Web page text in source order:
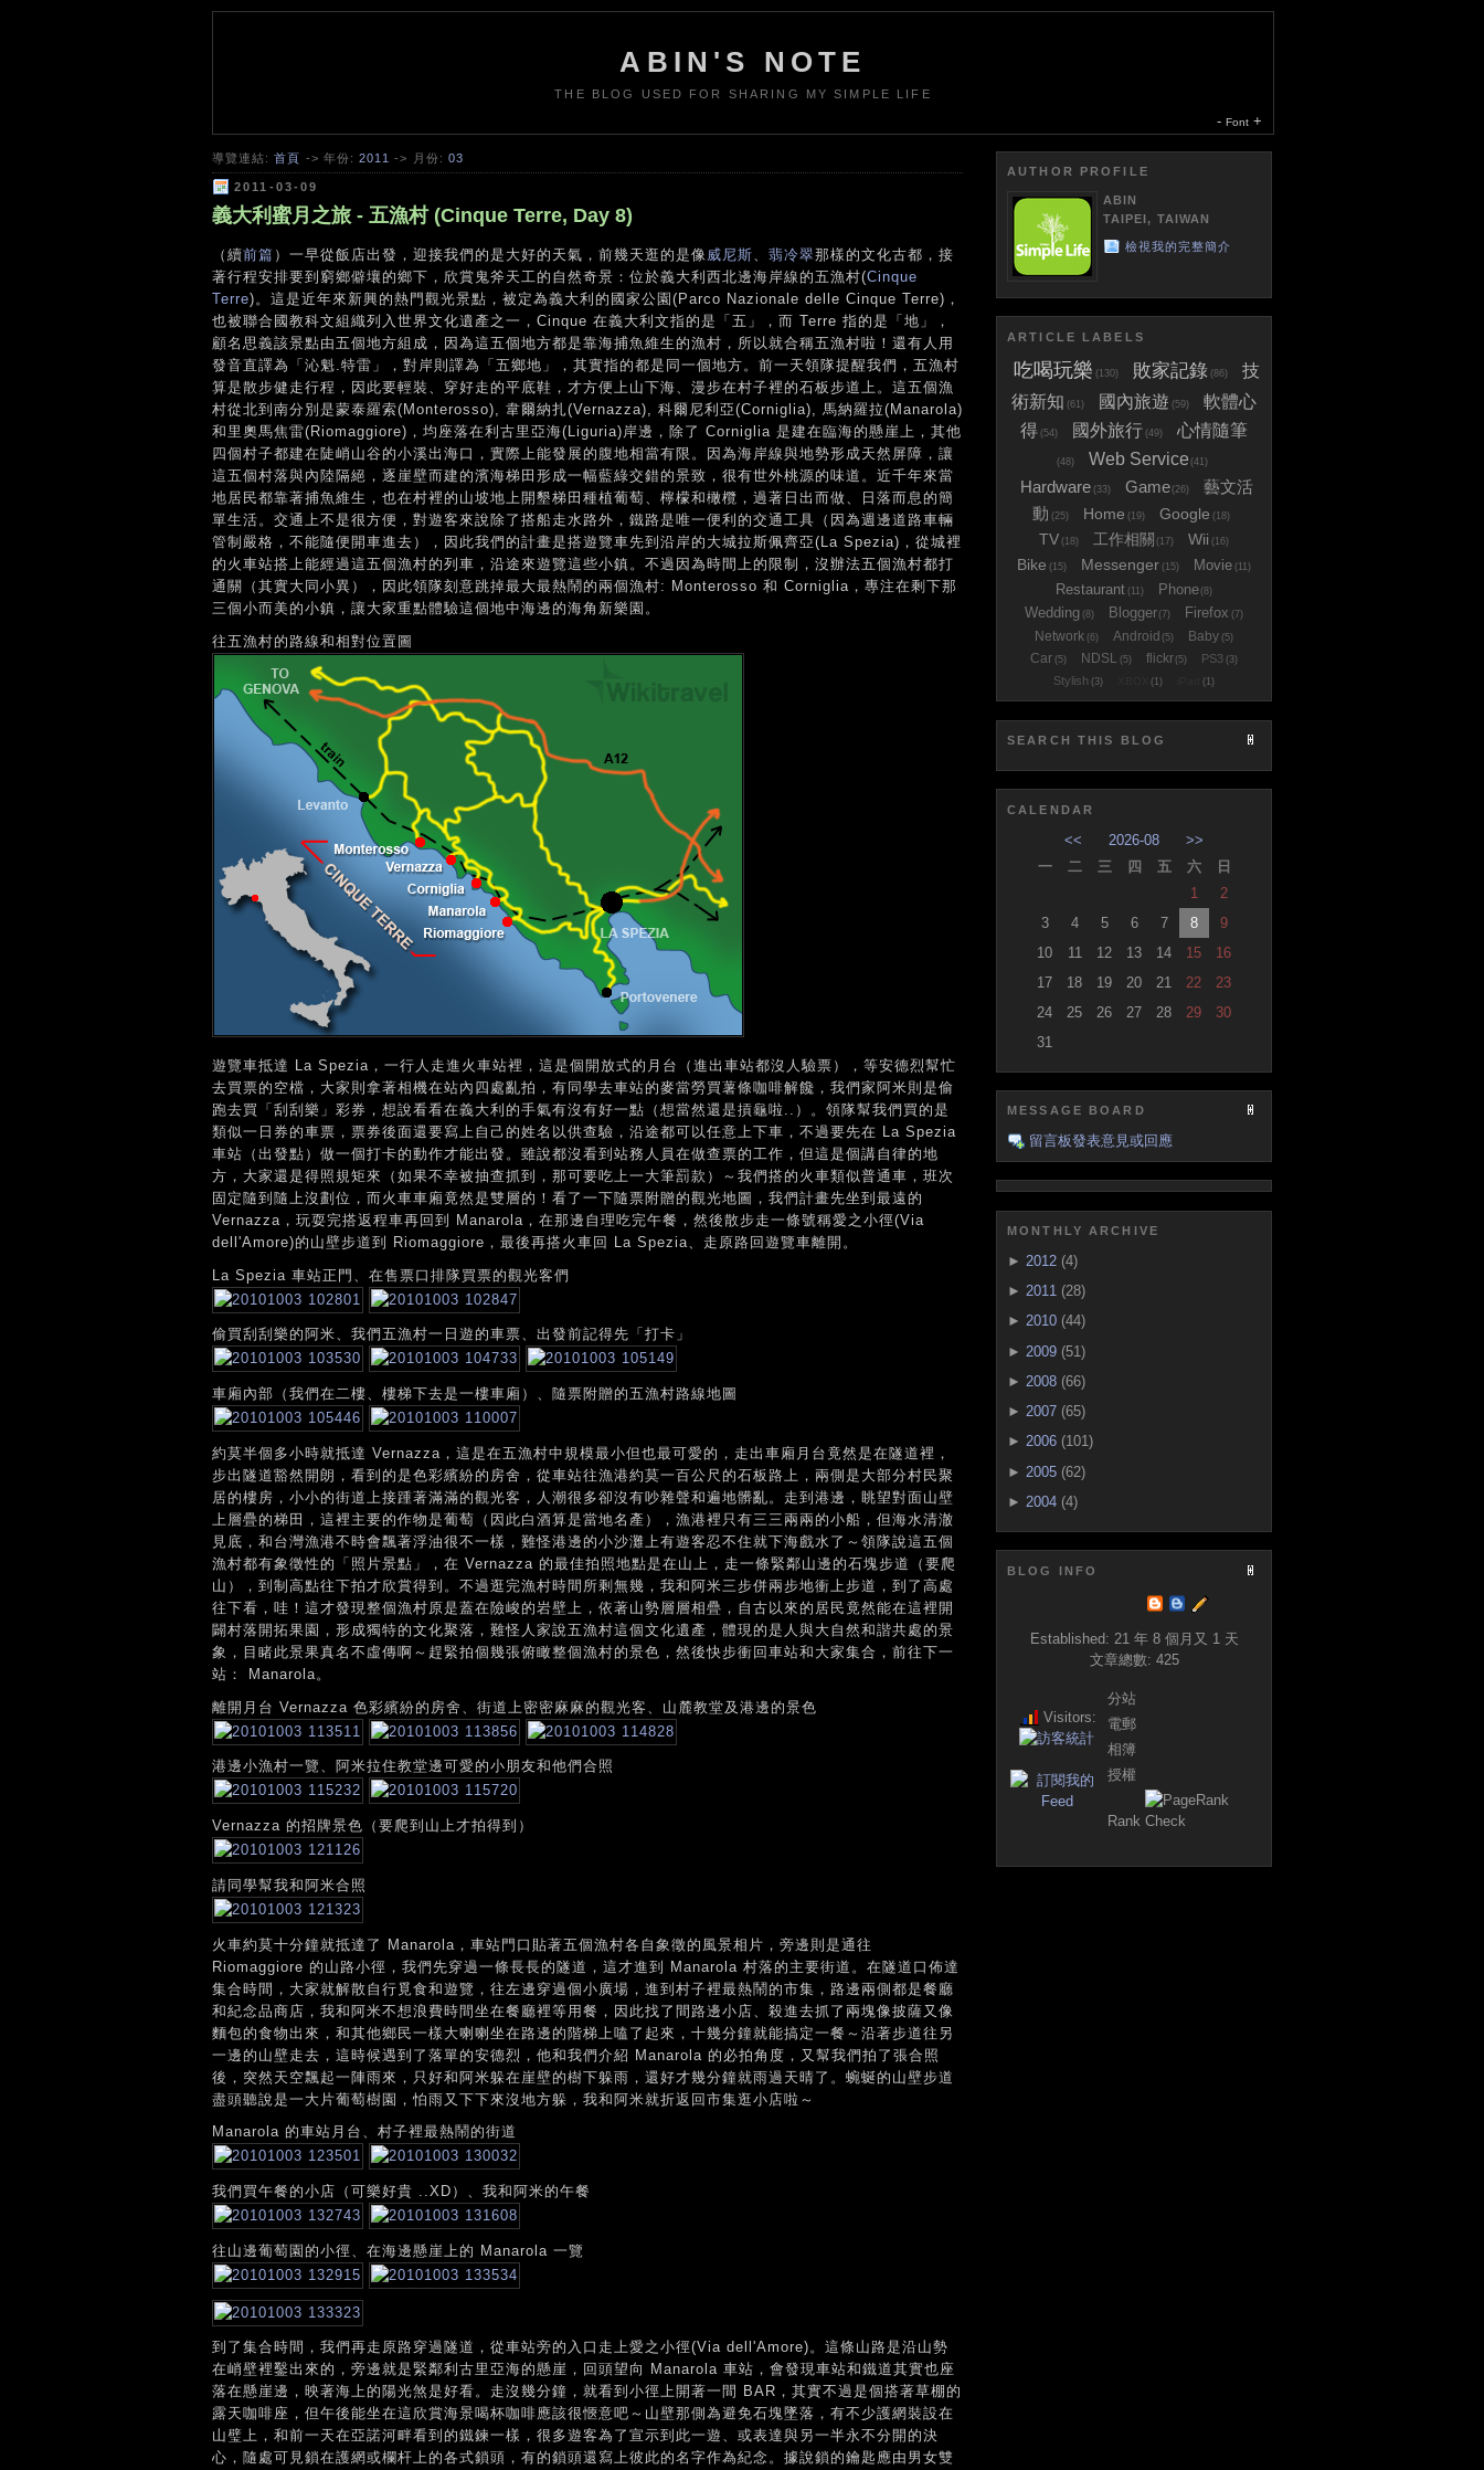
ABIN'S NOTE
THE BLOG USED FOR SHARING MY SIMPLE LIFE
- Font +
導覽連結:首頁 -> 年份:2011 -> 月份: 03
2011-03-09
義大利蜜月之旅 - 五漁村 (Cinque Terre, Day 8)
（續前篇 ）一早從飯店出發，迎接我們的是大好的天氣，前幾天逛的是像威尼斯、 翡冷翠那樣的文化古都，接
著行程安排要到窮鄉僻壤的鄉下，欣賞鬼斧天工的自然奇景：位於義大利西北邊海岸線的五漁村(Cinque
Terre)。這是近年來新興的熱門觀光景點，被定為義大利的國家公園(Parco Nazionale delle Cinque Terre)，
也被聯合國教科文組織列入世界文化遺產之一，Cinque 在義大利文指的是「五」，而 Terre 指的是「地」，
顧名思義該景點由五個地方組成，因為這五個地方都是靠海捕魚維生的漁村，所以就合稱五漁村啦！還有人用
發音直譯為「沁魁.特雷」，對岸則譯為「五鄉地」，其實指的都是同一個地方。前一天領隊提醒我們，五漁村
算是散步健走行程，因此要輕裝、穿好走的平底鞋，才方便上山下海、漫步在村子裡的石板步道上。這五個漁
村從北到南分別是蒙泰羅索(Monterosso), 韋爾納扎(Vernazza), 科爾尼利亞(Corniglia), 馬納羅拉(Manarola)
和里奧馬焦雷(Riomaggiore)，均座落在利古里亞海(Liguria)岸邊，除了 Corniglia 是建在臨海的懸崖上，其他
四個村子都建在陡峭山谷的小溪出海口，實際上能發展的腹地相當有限。因為海岸線與地勢形成天然屏障，讓
這五個村落與內陸隔絕，逐崖壁而建的濱海梯田形成一幅藍綠交錯的景致，很有世外桃源的味道。近千年來當
地居民都靠著捕魚維生，也在村裡的山坡地上開墾梯田種植葡萄、檸檬和橄欖，過著日出而做、日落而息的簡
單生活。交通上不是很方便，對遊客來說除了搭船走水路外，鐵路是唯一便利的交通工具（因為週邊道路車輛
管制嚴格，不能隨便開車進去），因此我們的計畫是搭遊覽車先到沿岸的大城拉斯佩齊亞(La Spezia)，從城裡
的火車站搭上能經過這五個漁村的列車，沿途來遊覽這些小鎮。不過因為時間上的限制，沒辦法五個漁村都打
通關（其實大同小異），因此領隊刻意跳掉最大最熱鬧的兩個漁村: Monterosso 和 Corniglia，專注在剩下那
三個小而美的小鎮，讓大家重點體驗這個地中海邊的海角新樂園。
往五漁村的路線和相對位置圖
遊覽車抵達 La Spezia，一行人走進火車站裡，這是個開放式的月台（進出車站都沒人驗票），等安德烈幫忙
去買票的空檔，大家則拿著相機在站內四處亂拍，有同學去車站的麥當勞買薯條咖啡解饞，我們家阿米則是偷
跑去買「刮刮樂」彩券，想說看看在義大利的手氣有沒有好一點（想當然還是摃龜啦..）。領隊幫我們買的是
類似一日券的車票，票券後面還要寫上自己的姓名以供查驗，沿途都可以任意上下車，不過要先在 La Spezia
車站（出發點）做一個打卡的動作才能出發。雖說都沒看到站務人員在做查票的工作，但這是個講自律的地
方，大家還是得照規矩來（如果不幸被抽查抓到，那可要吃上一大筆罰款）～我們搭的火車類似普通車，班次
固定隨到隨上沒劃位，而火車車廂竟然是雙層的！看了一下隨票附贈的觀光地圖，我們計畫先坐到最遠的
Vernazza，玩耍完搭返程車再回到 Manarola，在那邊自理吃完午餐，然後散步走一條號稱愛之小徑(Via
dell'Amore)的山壁步道到 Riomaggiore，最後再搭火車回 La Spezia、走原路回遊覽車離開。
La Spezia 車站正門、在售票口排隊買票的觀光客們
偷買刮刮樂的阿米、我們五漁村一日遊的車票、出發前記得先「打卡」
車廂內部（我們在二樓、樓梯下去是一樓車廂）、隨票附贈的五漁村路線地圖
約莫半個多小時就抵達 Vernazza，這是在五漁村中規模最小但也最可愛的，走出車廂月台竟然是在隧道裡，
步出隧道豁然開朗，看到的是色彩繽紛的房舍，從車站往漁港約莫一百公尺的石板路上，兩側是大部分村民聚
居的樓房，小小的街道上接踵著滿滿的觀光客，人潮很多卻沒有吵雜聲和遍地髒亂。走到港邊，眺望對面山壁
上層疊的梯田，這裡主要的作物是葡萄（因此白酒算是當地名產），漁港裡只有三三兩兩的小船，但海水清澈
見底，和台灣漁港不時會飄著浮油很不一樣，難怪港邊的小沙灘上有遊客忍不住就下海戲水了～領隊說這五個
漁村都有象徵性的「照片景點」，在 Vernazza 的最佳拍照地點是在山上，走一條緊鄰山邊的石塊步道（要爬
山），到制高點往下拍才欣賞得到。不過逛完漁村時間所剩無幾，我和阿米三步併兩步地衝上步道，到了高處
往下看，哇！這才發現整個漁村原是蓋在險峻的岩壁上，依著山勢層層相疊，自古以來的居民竟然能在這裡開
闢村落開拓果園，形成獨特的文化聚落，難怪人家說五漁村這個文化遺產，體現的是人與大自然和諧共處的景
象，目睹此景果真名不虛傳啊～趕緊拍個幾張俯瞰整個漁村的景色，然後快步衝回車站和大家集合，前往下一
站： Manarola。
離開月台 Vernazza 色彩繽紛的房舍、街道上密密麻麻的觀光客、山麓教堂及港邊的景色
港邊小漁村一覽、阿米拉住教堂邊可愛的小朋友和他們合照
Vernazza 的招牌景色（要爬到山上才拍得到）
請同學幫我和阿米合照
火車約莫十分鐘就抵達了 Manarola，車站門口貼著五個漁村各自象徵的風景相片，旁邊則是通往
Riomaggiore 的山路小徑，我們先穿過一條長長的隧道，這才進到 Manarola 村落的主要街道。在隧道口佈達
集合時間，大家就解散自行覓食和遊覽，往左邊穿過個小廣場，進到村子裡最熱鬧的市集，路邊兩側都是餐廳
和紀念品商店，我和阿米不想浪費時間坐在餐廳裡等用餐，因此找了間路邊小店、殺進去抓了兩塊像披薩又像
麵包的食物出來，和其他鄉民一樣大喇喇坐在路邊的階梯上嗑了起來，十幾分鐘就能搞定一餐～沿著步道往另
一邊的山壁走去，這時候遇到了落單的安德烈，他和我們介紹 Manarola 的必拍角度，又幫我們拍了張合照
後，突然天空飄起一陣雨來，只好和阿米躲在崖壁的樹下躲雨，還好才幾分鐘就雨過天晴了。蜿蜒的山壁步道
盡頭聽說是一大片葡萄樹園，怕雨又下下來沒地方躲，我和阿米就折返回市集逛小店啦～
Manarola 的車站月台、村子裡最熱鬧的街道
我們買午餐的小店（可樂好貴 ..XD）、我和阿米的午餐
往山邊葡萄園的小徑、在海邊懸崖上的 Manarola 一覽
到了集合時間，我們再走原路穿過隧道，從車站旁的入口走上愛之小徑(Via dell'Amore)。這條山路是沿山勢
在峭壁裡鑿出來的，旁邊就是緊鄰利古里亞海的懸崖，回頭望向 Manarola 車站，會發現車站和鐵道其實也座
落在懸崖邊，映著海上的陽光煞是好看。走沒幾分鐘，就看到小徑上開著一間 BAR，其實不過是個搭著草棚的
露天咖啡座，但午後能坐在這欣賞海景喝杯咖啡應該很愜意吧～山壁那側為避免石塊墜落，有不少護網裝設在
山璧上，和前一天在亞諾河畔看到的鐵鍊一樣，很多遊客為了宣示到此一遊、或表達與另一半永不分開的決
心，隨處可見鎖在護網或欄杆上的各式鎖頭，有的鎖頭還寫上彼此的名字作為紀念。據說鎖的鑰匙應由男女雙
AUTHOR PROFILE
ABIN
TAIPEI, TAIWAN
檢視我的完整簡介
ARTICLE LABELS
吃喝玩樂 (130) 敗家記錄 (86)
技
術新知 (61) 國內旅遊 (59)
軟體心
得 (54) 國外旅行 (49) 心情隨筆
(48) Web Service (41)
Hardware (33) Game(26)
藝文活
動 (25) Home (19) Google (18)
TV (18) 工作相關 (17) Wii (16)
Bike (15) Messenger (15) Movie (11)
Restaurant (11) Phone(8)
Wedding (8) Blogger(7) Firefox (7)
Network (6) Android (5) Baby (5)
Car (5) NDSL (5) flickr(5) PS3 (3)
Stylish (3) (1) (1)
SEARCH THIS BLOG
CALENDAR
<< 2026-08
>>
一
二 三 四 五 六
日
1
2
3
4 5 6 7 8
9
10
11 12 13 14 15
16
17
18 19 20 21 22
23
24
25 26 27 28 29
30
31
MESSAGE BOARD
留言板發表意見或回應
MONTHLY ARCHIVE
► 2012 (4)
► 2011 (28)
► 2010 (44)
► 2009 (51)
► 2008 (66)
► 2007 (65)
► 2006 (101)
► 2005 (62)
► 2004 (4)
BLOG INFO
Established: 21 年 8 個月又 1 天
文章總數: 425
Visitors:
分站
電郵
相簿
授權
Rank